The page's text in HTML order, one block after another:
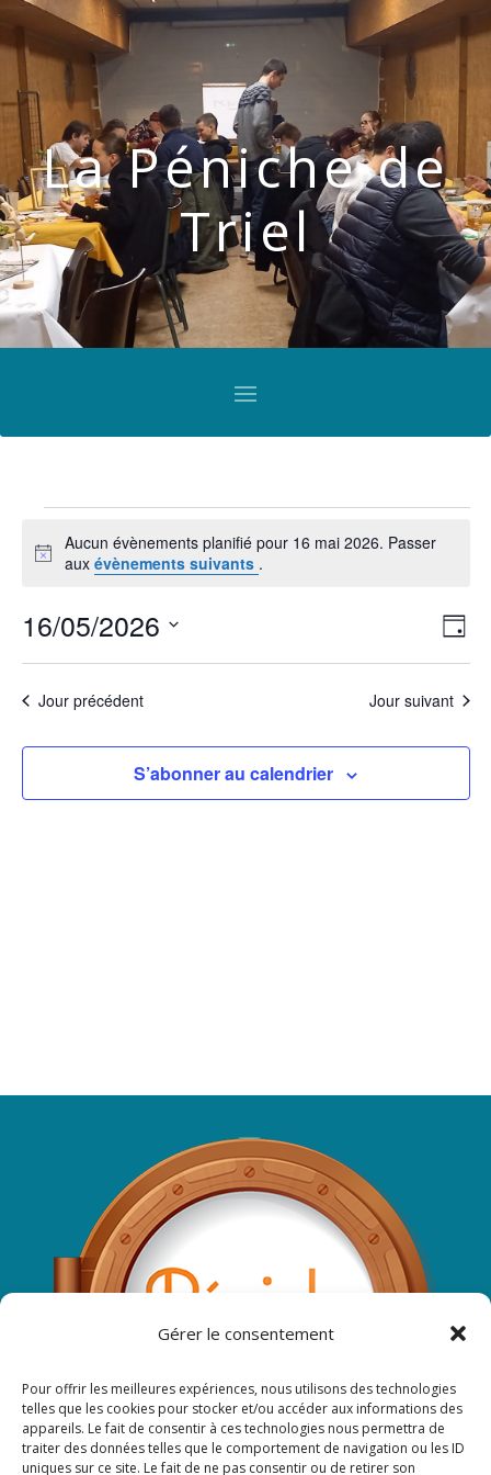
Gérer le consentement
Pour offrir les meilleures expériences, nous utilisons des technologies
telles que les cookies pour stocker et/ou accéder aux informations des
appareils. Le fait de consentir à ces technologies nous permettra de
traiter des données telles que le comportement de navigation ou les ID
uniques sur ce site. Le fait de ne pas consentir ou de retirer son
La Péniche de
Triel
Évènements
for
mai
2026
Notice
Aucun évènements planifié pour 16 mai 2026. Passer
aux évènements suivants .
par
de
Jour
16/05/2026
Sélectionnez
une
Jour précédent Jour suivant
S’abonner au calendrier